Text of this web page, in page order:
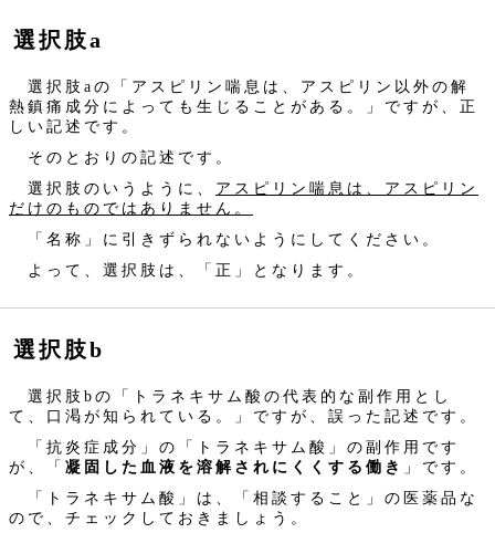
選択肢a
選択肢aの「アスピリン喘息は、アスピリン以外の解
熱鎮痛成分によっても生じることがある。」ですが、正
しい記述です。
そのとおりの記述です。
選択肢のいうように、 アスピリン喘息は、アスピリン
だけのものではありません。
「名称」に引きずられないようにしてください。
よって、選択肢は、「正」となります。
選択肢b
選択肢bの「トラネキサム酸の代表的な副作用とし
て、口渇が知られている。」ですが、誤った記述です。
「抗炎症成分」の「トラネキサム酸」の副作用です
が、「 凝固した血液を溶解されにくくする働き
」です。
「トラネキサム酸」は、「相談すること」の医薬品な
ので、チェックしておきましょう。